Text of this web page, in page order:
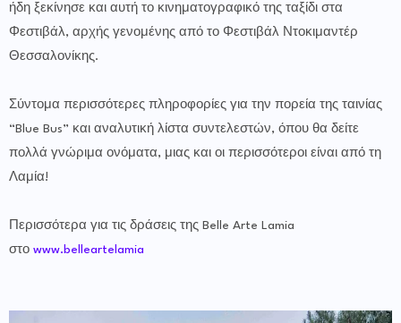
ήδη ξεκίνησε και αυτή το κινηματογραφικό της ταξίδι στα
Φεστιβάλ, αρχής γενομένης από το Φεστιβάλ Ντοκιμαντέρ
Θεσσαλονίκης.
Σύντομα περισσότερες πληροφορίες για την πορεία της ταινίας
“Blue Bus” και αναλυτική λίστα συντελεστών, όπου θα δείτε
πολλά γνώριμα ονόματα, μιας και οι περισσότεροι είναι από τη
Λαμία!
Περισσότερα για τις δράσεις της Belle Arte Lamia
στο www.belleartelamia